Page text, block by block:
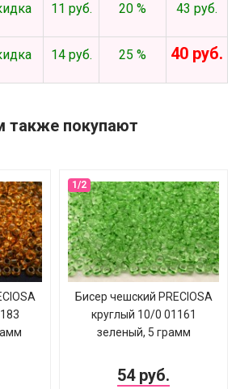
11 руб. 20 % 43 руб.
14 руб. 25 % 40 руб.
также покупают
Бисер чешский PRECIOSA
круглый 10/0 01161
зеленый, 5 грамм
54 руб.